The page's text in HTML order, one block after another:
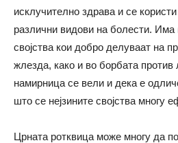
исклучително здрава и се
различни видови на болести. Има
својства кои добро делуваат на
жлезда, како и во борбата
намирница се вели и дека е
што се нејзините својства многу
Црната ротквица може многу да